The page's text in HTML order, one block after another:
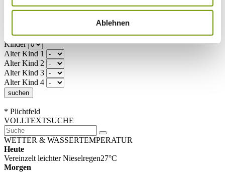
Ablehnen
Bitte wählen Sie einen Ort
Erwachsene
Kinder
Alter Kind 1
Alter Kind 2
Alter Kind 3
Alter Kind 4
suchen
* Plichtfeld
VOLLTEXTSUCHE
WETTER & WASSERTEMPERATUR
Heute
Vereinzelt leichter Nieselregen27°C
Morgen